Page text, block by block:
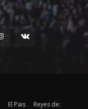
El Pais Reyes de: